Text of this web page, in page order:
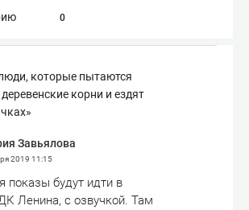
0
которые пытаются
корни и ездят
Завьялова
2019 11:15
показы будут идти в
Ленина, с озвучкой. Там